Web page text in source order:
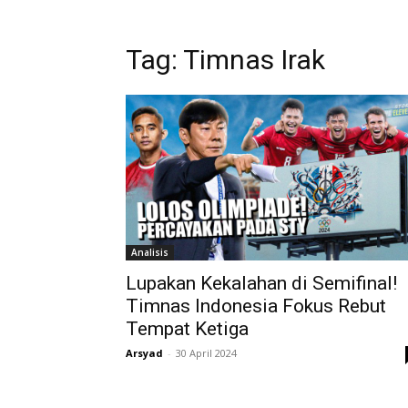
Tag: Timnas Irak
Analisis
Lupakan Kekalahan di Semifinal!
Timnas Indonesia Fokus Rebut
Tempat Ketiga
Arsyad - 30 April 2024